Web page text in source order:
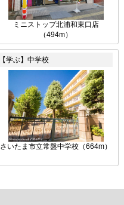
ミニストップ北浦和東口店
（494m）
【学ぶ】中学校
さいたま市立常盤中学校（664m）